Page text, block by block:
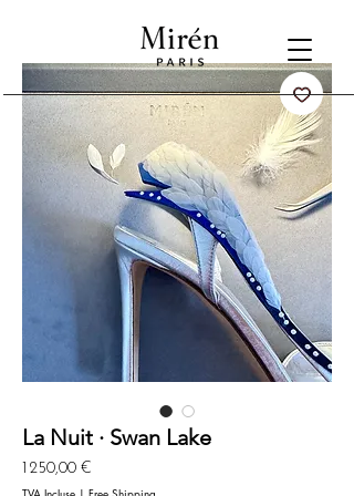
La Nuit · Swan Lake
1 250,00 €